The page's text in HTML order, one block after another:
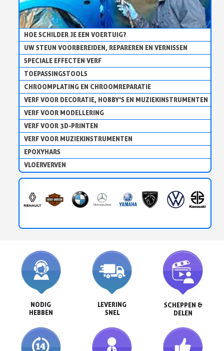
HOE SCHILDER JE EEN VOERTUIG?
UW STEUN VOORBEREIDEN, REPAREREN EN VERNISSEN
SPECIALE EFFECTEN VERF
TOEPASSINGSTOOLS
CHROOMPLATING EN CHROOMREPARATIE
VERF VOOR DECORATIE, HOBBY'S EN MUZIEKINSTRUMENTEN
VERF VOOR MODELLERING
VERF VOOR 3D-PRINTEN
VERF VOOR MUZIEKINSTRUMENTEN
EPOXYHARS
VLOERVERVEN
NODIG
HEBBEN
LEVERING
SNEL
SCHEPPEN &
DELEN